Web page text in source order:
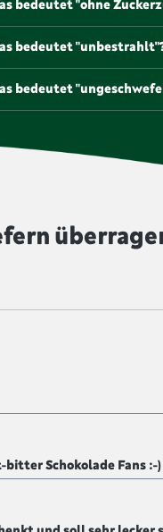
und
die mit
bedeutet "ohne
die mit
oder
bedeutet
die Haltbarkeit zu
bestrahlt werden.
von uns unbestrahlt
bedeutet
Symbol
Schokolade Fans :-)